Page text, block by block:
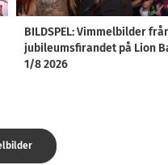
BILDSPEL: Vimmelbilder
jubileumsfirandet på Lion
1/8 2026